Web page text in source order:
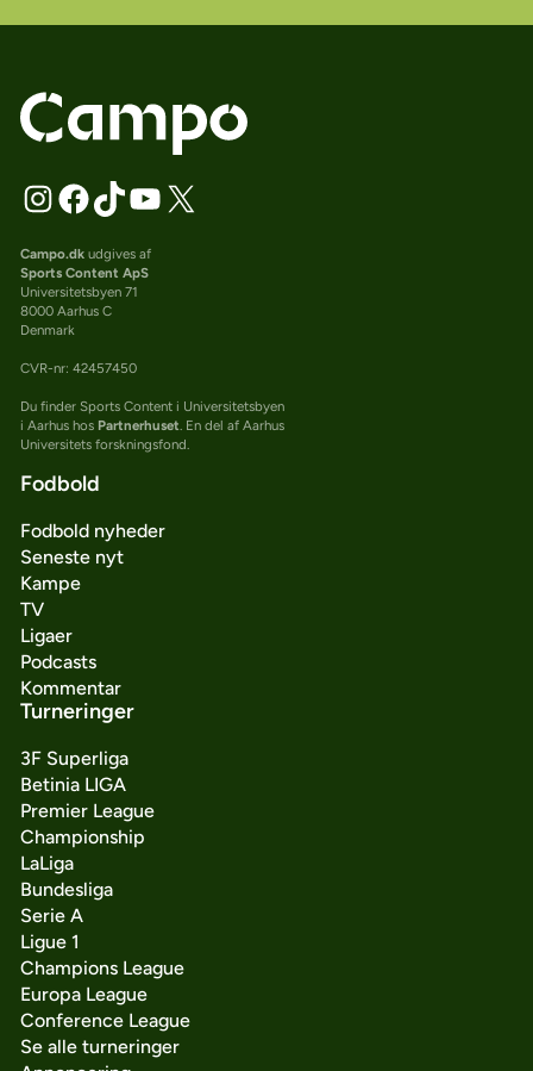
Campo.dkudgives af
Sports Content ApS
Universitetsbyen 71
8000 Aarhus C
Denmark
CVR-nr: 42457450
Du finder Sports Content i Universitetsbyen
i Aarhus hos Partnerhuset . En del af Aarhus
Universitets forskningsfond.
Fodbold
Fodbold nyheder
Seneste nyt
Kampe
TV
Ligaer
Podcasts
Kommentar
Turneringer
3F Superliga
Betinia LIGA
Premier League
Championship
LaLiga
Bundesliga
Serie A
Ligue 1
Champions League
Europa League
Conference League
Se alle turneringer